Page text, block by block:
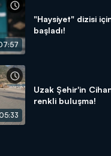
"Haysiyet" dizisi
başladı!
Uzak Şehir'in
renkli buluşma!